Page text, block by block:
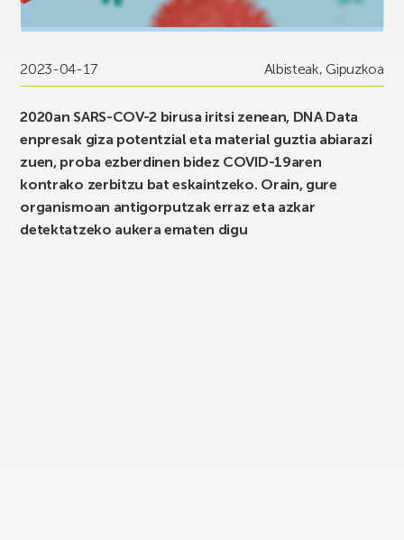
2023-04-17 Albisteak,Gipuzkoa
2020an SARS-COV-2 birusa iritsi zenean, DNA Data
enpresak giza potentzial eta material guztia abiarazi
zuen, proba ezberdinen bidez COVID-19aren
kontrako zerbitzu bat eskaintzeko. Orain, gure
organismoan antigorputzak erraz eta azkar
detektatzeko aukera ematen digu